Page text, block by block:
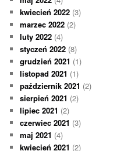
kwiecień 2022 (3)
marzec 2022 (2)
luty 2022 (4)
styczeń 2022 (8)
grudzień 2021 (1)
listopad 2021 (1)
październik 2021 (2)
sierpień 2021 (2)
lipiec 2021 (2)
czerwiec 2021 (3)
maj 2021 (4)
kwiecień 2021 (2)